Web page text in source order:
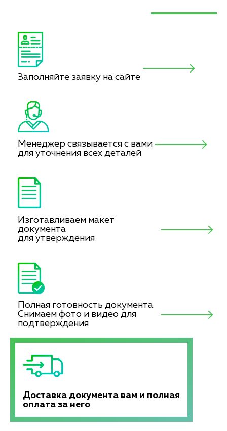
Заполняйте заявку на сайте
Менеджер связывается с вами
для уточнения всех деталей
Изготавливаем макет
документа
для утверждения
Полная готовность документа.
Снимаем фото и видео для
подтверждения
Доставка документа вам и полная
оплата за него